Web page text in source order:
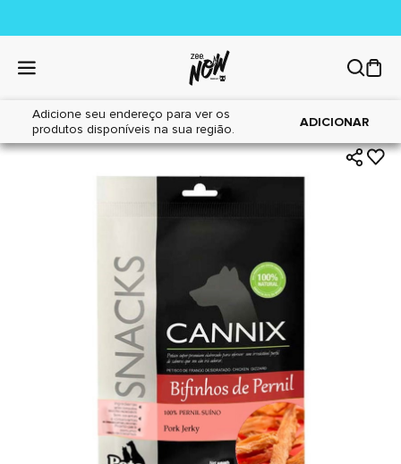
Adicione seu endereço para ver os
produtos disponíveis na sua região.
ADICIONAR
Home|Cães|Petiscos